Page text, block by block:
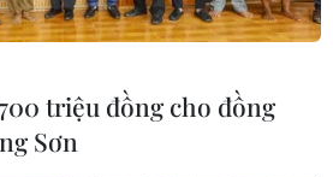
triệu đồng cho đồng
Sơn